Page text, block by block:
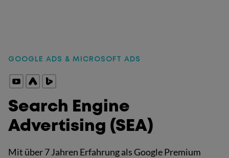
GOOGLE ADS & MICROSOFT ADS
:
Search Engine
Advertising (SEA)
Mit über 7 Jahren Erfahrung als Google Premium